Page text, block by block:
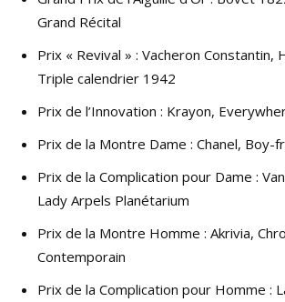
Grand Récital
Prix « Revival » : Vacheron Constantin,
Triple calendrier 1942
Prix de l’Innovation : Krayon,
Prix de la Montre Dame : Chanel, Boy-
Prix de la Complication pour Dame :
Lady Arpels Planétarium
Prix de la Montre Homme : Akrivia,
Contemporain
Prix de la Complication pour Homme :